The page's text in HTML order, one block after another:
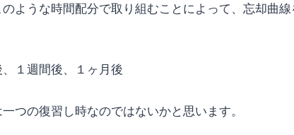
ような時間配分で取り組むことによって、忘却曲
１週間後、１ヶ月後
つの復習し時なのではないかと思います。